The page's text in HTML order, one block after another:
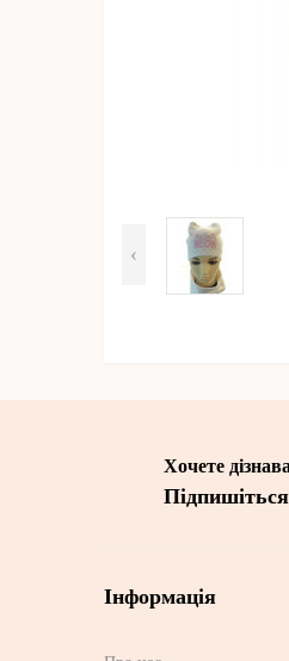
‹
Хочете
Інформація